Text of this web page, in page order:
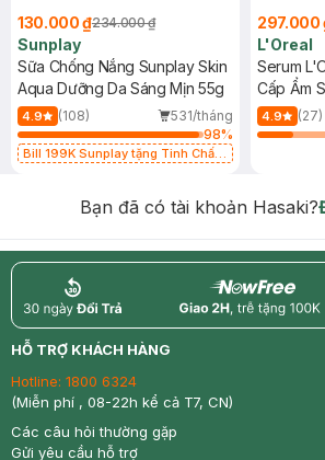
130.000 ₫234.000 ₫
Sunplay
Sữa Chống Nắng Sunplay Skin
Aqua Dưỡng Da Sáng Mịn 55g
4.9 (108)
531/tháng
98%
Bill 199K Sunplay tặng Tinh Chất
297.000
L'Oreal
Serum
Cấp Ẩm
4.9 (27)
Bạn đã có tài khoản Hasaki?
return nowfree
HỖ TRỢ KHÁCH HÀNG
Hotline: 1800 6324
(Miễn phí , 08-22h kể cả T7, CN)
Các câu hỏi thường gặp
Gửi yêu cầu hỗ trợ